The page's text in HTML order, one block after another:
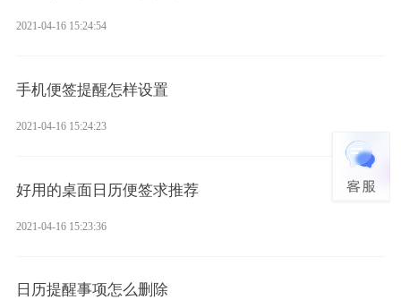
2021-04-16 15:24:54
手机便签提醒怎样设置
2021-04-16 15:24:23
好用的桌面日历便签求推荐
2021-04-16 15:23:36
日历提醒事项怎么删除